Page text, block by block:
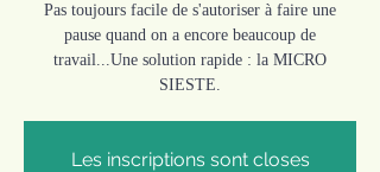
Pas toujours facile de s'autoriser à faire une
pause quand on a encore beaucoup de
travail...Une solution rapide : la MICRO
SIESTE.
Les inscriptions sont closes